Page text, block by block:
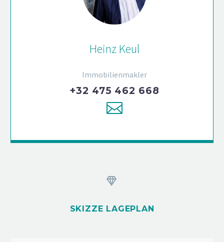
Heinz Keul
Immobilienmakler
+32 475 462 668


SKIZZE LAGEPLAN